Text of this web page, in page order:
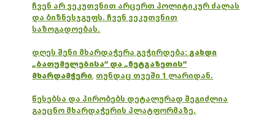
ჩვენ არ ვეკუთვნით არცერთ პოლიტიკურ ძალას
და ბიზნესჯგუფს. ჩვენ ვეკუთვნით
საზოგადოებას.
დღეს შენი მხარდაჭერა გვჭირდება: გახდი
„ბათუმელებისა“ და „ნეტგაზეთის“
მხარდამჭერი, თუნდაც თვეში 1 ლარიდან.
წესებსა და პირობებს დეტალურად შეგიძლია
გაეცნო მხარდაჭერის პლატფორმაზე.